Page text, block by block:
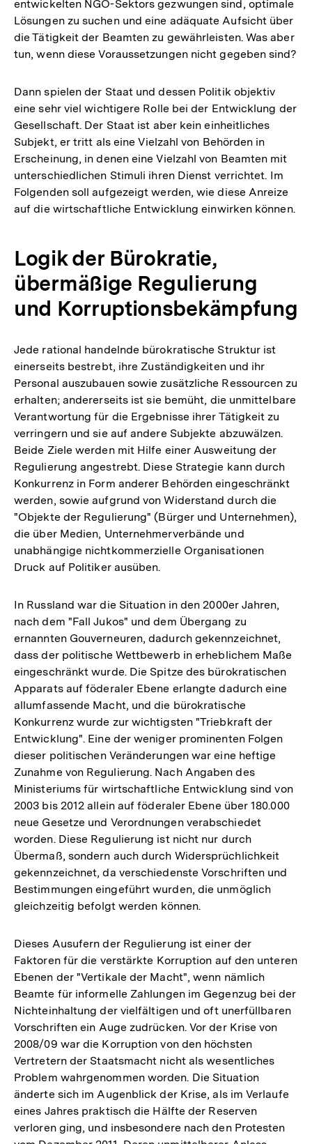
entwickelten NGO-Sektors gezwungen sind, optimale
Lösungen zu suchen und eine adäquate Aufsicht über
die Tätigkeit der Beamten zu gewährleisten. Was aber
tun, wenn diese Voraussetzungen nicht gegeben sind?
Dann spielen der Staat und dessen Politik objektiv
eine sehr viel wichtigere Rolle bei der Entwicklung der
Gesellschaft. Der Staat ist aber kein einheitliches
Subjekt, er tritt als eine Vielzahl von Behörden in
Erscheinung, in denen eine Vielzahl von Beamten mit
unterschiedlichen Stimuli ihren Dienst verrichtet. Im
Folgenden soll aufgezeigt werden, wie diese Anreize
auf die wirtschaftliche Entwicklung einwirken können.
Logik der Bürokratie,
übermäßige Regulierung
und Korruptionsbekämpfung
Jede rational handelnde bürokratische Struktur ist
einerseits bestrebt, ihre Zuständigkeiten und ihr
Personal auszubauen sowie zusätzliche Ressourcen zu
erhalten; andererseits ist sie bemüht, die unmittelbare
Verantwortung für die Ergebnisse ihrer Tätigkeit zu
verringern und sie auf andere Subjekte abzuwälzen.
Beide Ziele werden mit Hilfe einer Ausweitung der
Regulierung angestrebt. Diese Strategie kann durch
Konkurrenz in Form anderer Behörden eingeschränkt
werden, sowie aufgrund von Widerstand durch die
"Objekte der Regulierung" (Bürger und Unternehmen),
die über Medien, Unternehmerverbände und
unabhängige nichtkommerzielle Organisationen
Druck auf Politiker ausüben.
In Russland war die Situation in den 2000er Jahren,
nach dem "Fall Jukos" und dem Übergang zu
ernannten Gouverneuren, dadurch gekennzeichnet,
dass der politische Wettbewerb in erheblichem Maße
eingeschränkt wurde. Die Spitze des bürokratischen
Apparats auf föderaler Ebene erlangte dadurch eine
allumfassende Macht, und die bürokratische
Konkurrenz wurde zur wichtigsten "Triebkraft der
Entwicklung". Eine der weniger prominenten Folgen
dieser politischen Veränderungen war eine heftige
Zunahme von Regulierung. Nach Angaben des
Ministeriums für wirtschaftliche Entwicklung sind von
2003 bis 2012 allein auf föderaler Ebene über 180.000
neue Gesetze und Verordnungen verabschiedet
worden. Diese Regulierung ist nicht nur durch
Übermaß, sondern auch durch Widersprüchlichkeit
gekennzeichnet, da verschiedenste Vorschriften und
Bestimmungen eingeführt wurden, die unmöglich
gleichzeitig befolgt werden können.
Dieses Ausufern der Regulierung ist einer der
Faktoren für die verstärkte Korruption auf den unteren
Ebenen der "Vertikale der Macht", wenn nämlich
Beamte für informelle Zahlungen im Gegenzug bei der
Nichteinhaltung der vielfältigen und oft unerfüllbaren
Vorschriften ein Auge zudrücken. Vor der Krise von
2008/09 war die Korruption von den höchsten
Vertretern der Staatsmacht nicht als wesentliches
Problem wahrgenommen worden. Die Situation
änderte sich im Augenblick der Krise, als im Verlaufe
eines Jahres praktisch die Hälfte der Reserven
verloren ging, und insbesondere nach den Protesten